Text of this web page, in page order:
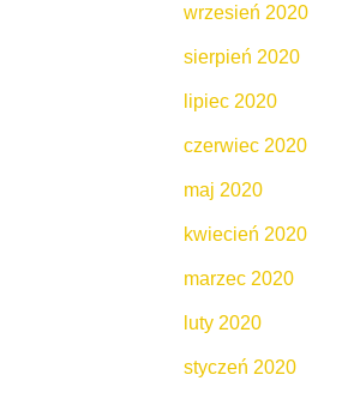
wrzesień 2020
sierpień 2020
lipiec 2020
czerwiec 2020
maj 2020
kwiecień 2020
marzec 2020
luty 2020
styczeń 2020